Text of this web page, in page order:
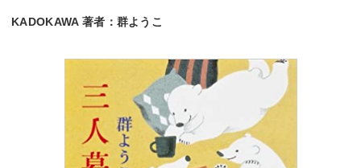
KADOKAWA 著者：群ようこ